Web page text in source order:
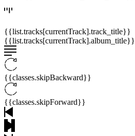
{{list.tracks[currentTrack].track_title}}
{{list.tracks[currentTrack].album_title}}
{{classes.skipBackward}}
{{classes.skipForward}}